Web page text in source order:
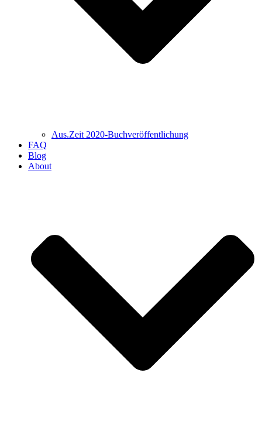
Aus.Zeit 2020-Buch­veröffentlichung
FAQ
Blog
About